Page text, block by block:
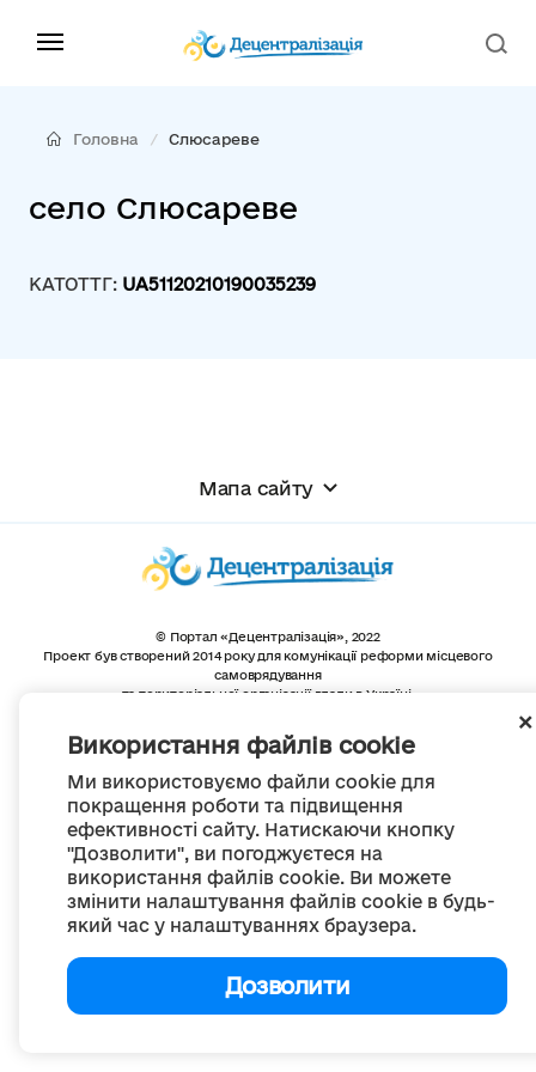
Використання файлів cookie
Ми використовуємо файли cookie для
покращення роботи та підвищення
ефективності сайту. Натискаючи кнопку
"Дозволити", ви погоджуєтеся на
використання файлів cookie. Ви можете
змінити налаштування файлів cookie в будь-
який час у налаштуваннях браузера.
Дозволити
Головна Слюсареве
село Слюсареве
КАТОТТГ: UA51120210190035239
Мапа сайту
© Портал «Децентралізація», 2022
Проект був створений 2014 року для комунікації реформи місцевого
самоврядування
та територіальної організації влади в Україні.
Весь контент доступний за ліцензією
Creative Commons Attribution 4.0 International license,
якщо не зазначено інше